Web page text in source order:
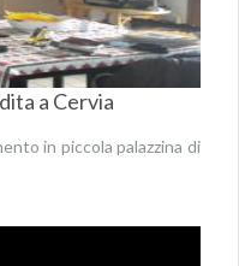
a Cervia
in piccola palazzina di